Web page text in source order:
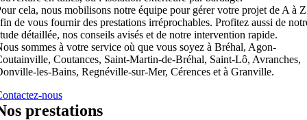
cela, nous mobilisons notre équipe pour gérer votre projet de A à Z
de vous fournir des prestations irréprochables. Profitez aussi de
détaillée, nos conseils avisés et de notre intervention rapide.
sommes à votre service où que vous soyez à Bréhal, Agon-
Coutances, Saint-Martin-de-Bréhal, Saint-Lô, Avranches,
les-Bains, Regnéville-sur-Mer, Cérences et à Granville.
nous
prestations